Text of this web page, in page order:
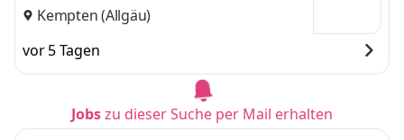
Kempten (Allgäu)
vor 5 Tagen
Jobszu dieser Suche per Mail erhalten